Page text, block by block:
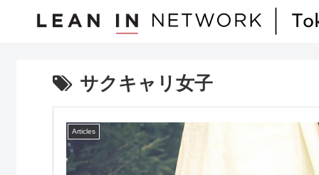
サクキャリ女子
Articles